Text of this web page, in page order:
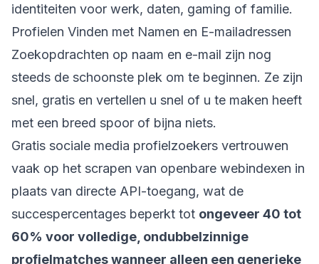
identiteiten voor werk, daten, gaming of familie.
Profielen Vinden met Namen en E-mailadressen
Zoekopdrachten op naam en e-mail zijn nog
steeds de schoonste plek om te beginnen. Ze zijn
snel, gratis en vertellen u snel of u te maken heeft
met een breed spoor of bijna niets.
Gratis sociale media profielzoekers vertrouwen
vaak op het scrapen van openbare webindexen in
plaats van directe API-toegang, wat de
succespercentages beperkt tot ongeveer 40 tot
60% voor volledige, ondubbelzinnige
profielmatches wanneer alleen een generieke